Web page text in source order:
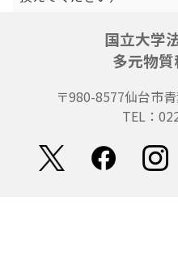
国立大学
多元物
〒980-8577仙台市
TEL：